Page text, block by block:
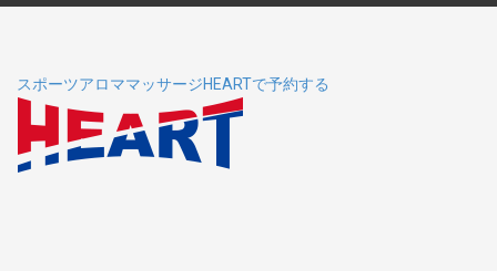
t
スポーツアロママッサージHEARTで予約する